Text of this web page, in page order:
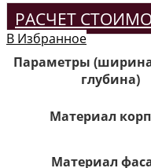
РАСЧЕТ
В Избранное
Параметры
глубина)
Материал
Материал